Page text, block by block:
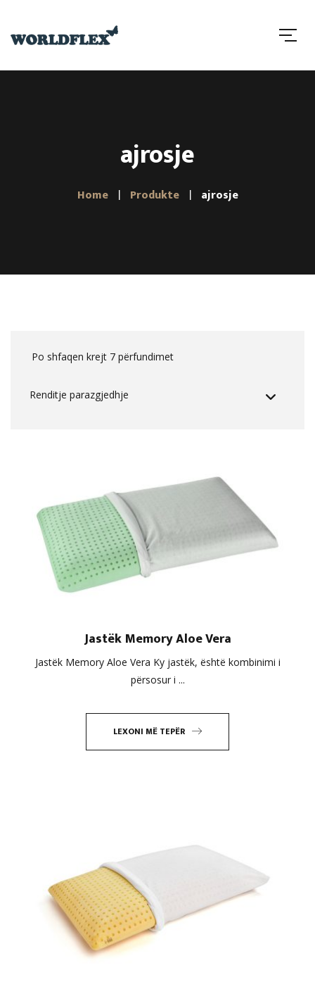
ajrosje
Home Produkte ajrosje
Po shfaqen krejt 7 përfundimet
Jastëk Memory Aloe Vera
Jastëk Memory Aloe Vera Ky jastëk, është kombinimi i
përsosur i ...
LEXONI MË TEPËR